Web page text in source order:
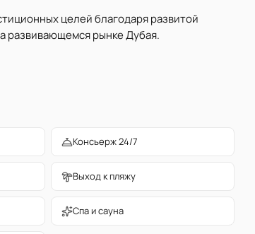
целей благодаря развитой
развивающемся рынке Дубая.
Консьерж 24/7
Выход к пляжу
Спа и сауна